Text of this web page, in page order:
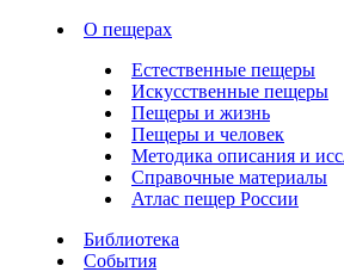
О пещерах
Естественные пещеры
Искусственные пещеры
Пещеры и жизнь
Пещеры и человек
Методика описания и
Справочные материалы
Атлас пещер России
Библиотека
События